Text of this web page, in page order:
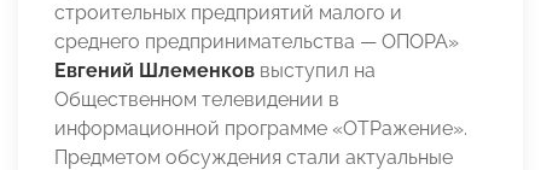
строительных предприятий малого и
среднего предпринимательства — ОПОРА»
Евгений Шлеменков выступил на
Общественном телевидении в
информационной программе «ОТРажение».
Предметом обсуждения стали актуальные